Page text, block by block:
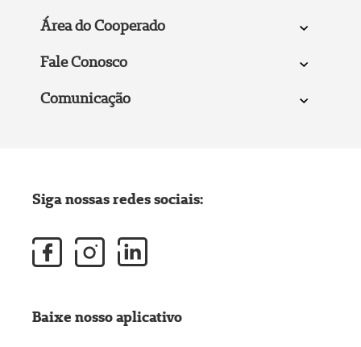
Área do Cooperado
Fale Conosco
Comunicação
Siga nossas redes sociais:
Baixe nosso aplicativo